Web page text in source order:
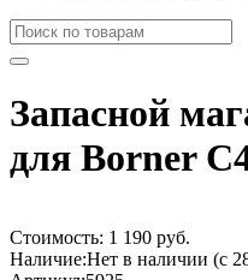
Запасной
для Borner
Стоимость: 1 190 руб.
Наличие:Нет в наличии (с